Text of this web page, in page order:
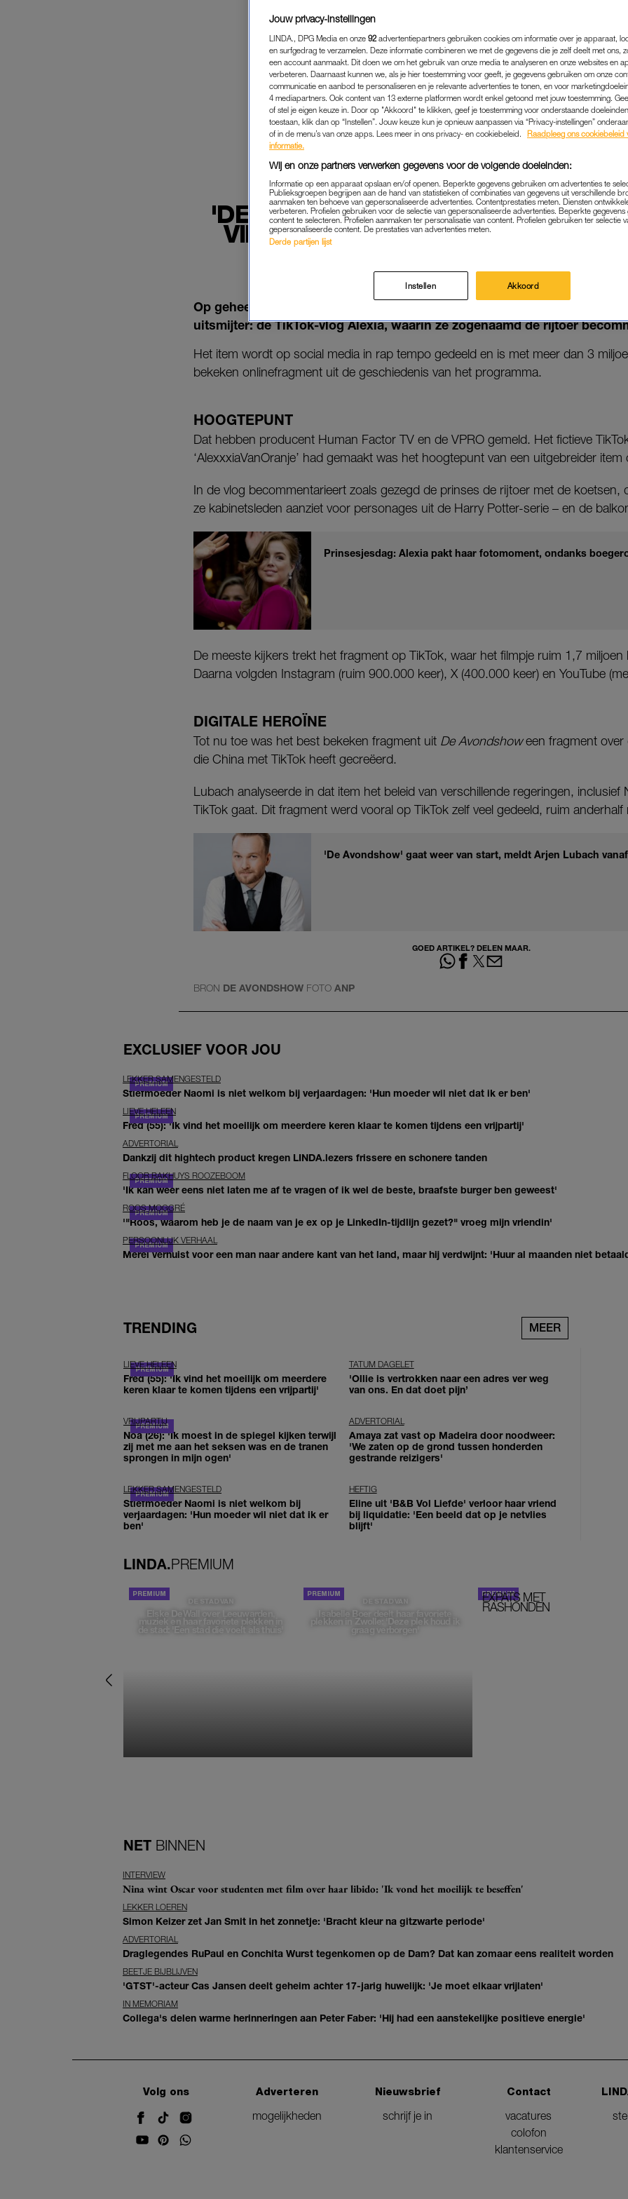
'DE AVONDSHOW' BREEKT
VIEWS MET TIKTOK-VLOG
LETTERLIJK IN DE KUTSTE
MEDIA|MOET JE EVEN ZIEN
21-09-2023 | MARTINE FINDHAMMER-SCHUT
Op geheel eigen wijze maakte ‘De Avondshow’ een compilatie van
uitsmijter: de TikTok-vlog Alexia, waarin ze zogenaamd de rijtoer
Het item wordt op social media in rap tempo gedeeld en is met meer dan 3
bekeken onlinefragment uit de geschiedenis van het programma.
HOOGTEPUNT
Dat hebben producent Human Factor TV en de VPRO gemeld. Het fictieve
‘AlexxxiaVanOranje’ had gemaakt was het hoogtepunt van een uitgebreider
In de vlog becommentarieert zoals gezegd de prinses de rijtoer met de koetsen,
ze kabinetsleden aanziet voor personages uit de Harry Potter-serie – en de
Prinsesjesdag: Alexia pakt haar fotomoment, ondanks
De meeste kijkers trekt het fragment op TikTok, waar het filmpje ruim 1,7
Daarna volgden Instagram (ruim 900.000 keer), X (400.000 keer) en YouTube
DIGITALE HEROÏNE
Tot nu toe was het best bekeken fragment uit De Avondshoween fragment over
die China met TikTok heeft gecreëerd.
Lubach analyseerde in dat item het beleid van verschillende regeringen, inclusief
TikTok gaat. Dit fragment werd vooral op TikTok zelf veel gedeeld, ruim anderhalf
'De Avondshow' gaat weer van start, meldt Arjen Lubach
GOED ARTIKEL? DELEN MAAR.
BRON DE AVONDSHOW FOTO ANP
EXCLUSIEF VOOR JOU
LEKKER SAMENGESTELD
Stiefmoeder Naomi is niet welkom bij verjaardagen: 'Hun moeder wil niet dat ik er ben'
LIEVE HELEEN
Fred (55): 'Ik vind het moeilijk om meerdere keren klaar te komen tijdens een vrijpartij'
ADVERTORIAL
Dankzij dit hightech product kregen LINDA.lezers frissere en schonere tanden
FLOOR BAKHUYS ROOZEBOOM
'Ik kan weer eens niet laten me af te vragen of ik wel de beste, braafste burger ben geweest'
ROOS MOGGRÉ
'"Roos, waarom heb je de naam van je ex op je LinkedIn-tijdlijn gezet?" vroeg mijn vriendin'
PERSOONLIJK VERHAAL
Merel verhuist voor een man naar andere kant van het land, maar hij verdwijnt: 'Huur al maanden niet
TRENDING MEER
LIEVE HELEEN
Fred (55): 'Ik vind het moeilijk om meerdere
keren klaar te komen tijdens een vrijpartij'
TATUM DAGELET
'Ollie is vertrokken naar een adres ver weg
van ons. En dat doet pijn’
VRIJPARTIJ
Noa (26): 'Ik moest in de spiegel kijken terwijl
zij met me aan het seksen was en de tranen
sprongen in mijn ogen'
ADVERTORIAL
Amaya zat vast op Madeira door noodweer:
'We zaten op de grond tussen honderden
gestrande reizigers'
LEKKER SAMENGESTELD
Stiefmoeder Naomi is niet welkom bij
verjaardagen: 'Hun moeder wil niet dat ik er
ben'
HEFTIG
Eline uit 'B&B Vol Liefde' verloor haar vriend
bij liquidatie: 'Een beeld dat op je netvlies
blijft'
LINDA.PREMIUM
DE STAD VAN
Elske DeWall over Leeuwarden,
muziek en haar favoriete plekken in
de stad: 'Een stad die voelt als thuis'
DE STAD VAN
Isabelle Boer deelt haar favoriete
plekken in Zwolle: 'Deze plek houd ik
graag verborgen'
EXPATS MET
RASHONDEN
NET BINNEN
INTERVIEW
Nina wint Oscar voor studenten met film over haar libido: 'Ik vond het moeilijk te beseffen'
LEKKER LOEREN
Simon Keizer zet Jan Smit in het zonnetje: 'Bracht kleur na gitzwarte periode'
ADVERTORIAL
Draglegendes RuPaul en Conchita Wurst tegenkomen op de Dam? Dat kan zomaar eens realiteit worden
BEETJE BIJBLIJVEN
'GTST'-acteur Cas Jansen deelt geheim achter 17-jarig huwelijk: 'Je moet elkaar vrijlaten'
IN MEMORIAM
Collega's delen warme herinneringen aan Peter Faber: 'Hij had een aanstekelijke positieve energie'
Volg ons
Adverteren
mogelijkheden
Nieuwsbrief
schrijf je in
Contact
vacatures
colofon
klantenservice
Jouw privacy-instellingen
LINDA., DPG Media en onze 92 advertentiepartners gebruiken cookies om informatie over je apparaat,
en surfgedrag te verzamelen. Deze informatie combineren we met de gegevens die je zelf deelt met ons,
een account aanmaakt. Dit doen we om het gebruik van onze media te analyseren en onze websites en
verbeteren. Daarnaast kunnen we, als je hier toestemming voor geeft, je gegevens gebruiken om onze
communicatie en aanbod te personaliseren en je relevante advertenties te tonen, en voor
4 mediapartners. Ook content van 13 externe platformen wordt enkel getoond met jouw toestemming.
of stel je eigen keuze in. Door op "Akkoord" te klikken, geef je toestemming voor onderstaande
toestaan, klik dan op “Instellen”. Jouw keuze kun je opnieuw aanpassen via “Privacy-instellingen”
of in de menu’s van onze apps. Lees meer in ons privacy- en cookiebeleid.
Raadpleeg ons cookiebeleid
informatie.
Wij en onze partners verwerken gegevens voor de volgende doeleinden:
Informatie op een apparaat opslaan en/of openen. Beperkte gegevens gebruiken om advertenties te
Publieksgroepen begrijpen aan de hand van statistieken of combinaties van gegevens uit verschillende
aanmaken ten behoeve van gepersonaliseerde advertenties. Contentprestaties meten. Diensten
verbeteren. Profielen gebruiken voor de selectie van gepersonaliseerde advertenties. Beperkte
content te selecteren. Profielen aanmaken ter personalisatie van content. Profielen gebruiken ter selectie
gepersonaliseerde content. De prestaties van advertenties meten.
Derde partijen lijst
Instellen Akkoord